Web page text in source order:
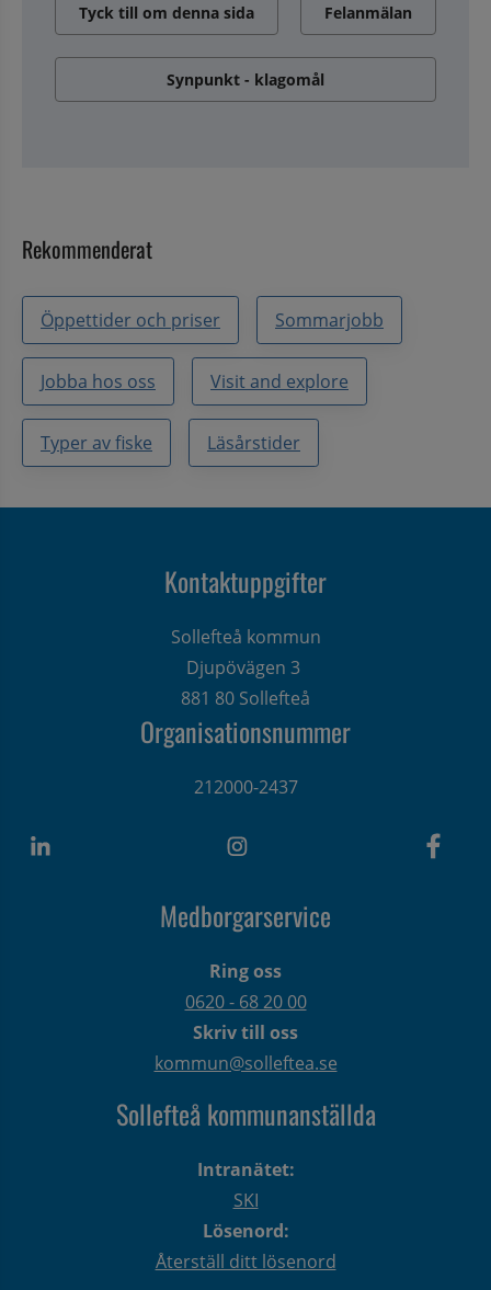
Tyck till om denna sida Felanmälan
Synpunkt - klagomål
Rekommenderat
Öppettider och priser Sommarjobb
Jobba hos oss Visit and explore
Typer av fiske Läsårstider
Kontaktuppgifter
Sollefteå kommun
Djupövägen 3
881 80 Sollefteå
Organisationsnummer
212000-2437
Medborgarservice
Ring oss
0620 - 68 20 00
Skriv till oss
kommun@solleftea.se
Sollefteå kommunanställda
Intranätet:
SKI
Lösenord:
Återställ ditt lösenord